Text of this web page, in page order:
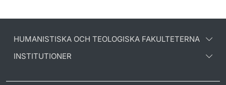
HUMANISTISKA OCH TEOLOGISKA FAKULTETERNA
INSTITUTIONER